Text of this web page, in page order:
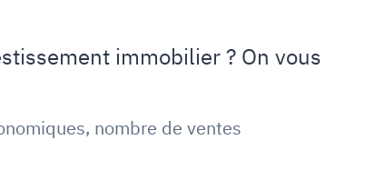
immobilier ? On vous
, nombre de ventes